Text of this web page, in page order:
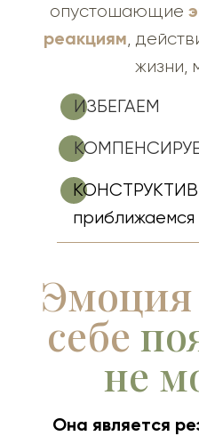
опустошающие
реакциям,
жизни,
Эмоция
себе
не
Она является
ИЗБЕГАЕМ
приближаемся